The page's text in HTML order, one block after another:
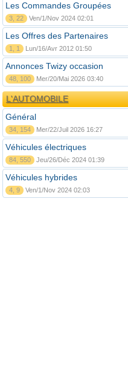
Les Commandes Groupées
3, 22 Ven/1/Nov 2024 02:01
Les Offres des Partenaires
1, 1 Lun/16/Avr 2012 01:50
Annonces Twizy occasion
48, 100 Mer/20/Mai 2026 03:40
L'AUTOMOBILE
Général
34, 154 Mer/22/Juil 2026 16:27
Véhicules électriques
84, 550 Jeu/26/Déc 2024 01:39
Véhicules hybrides
4, 9 Ven/1/Nov 2024 02:03